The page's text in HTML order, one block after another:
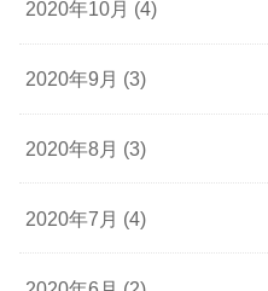
2020年10月 (4)
2020年9月 (3)
2020年8月 (3)
2020年7月 (4)